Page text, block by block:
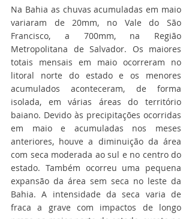
Na Bahia as chuvas acumuladas em maio
variaram de 20mm, no Vale do São
Francisco, a 700mm, na Região
Metropolitana de Salvador. Os maiores
totais mensais em maio ocorreram no
litoral norte do estado e os menores
acumulados aconteceram, de forma
isolada, em várias áreas do território
baiano. Devido às precipitações ocorridas
em maio e acumuladas nos meses
anteriores, houve a diminuição da área
com seca moderada ao sul e no centro do
estado. Também ocorreu uma pequena
expansão da área sem seca no leste da
Bahia. A intensidade da seca varia de
fraca a grave com impactos de longo